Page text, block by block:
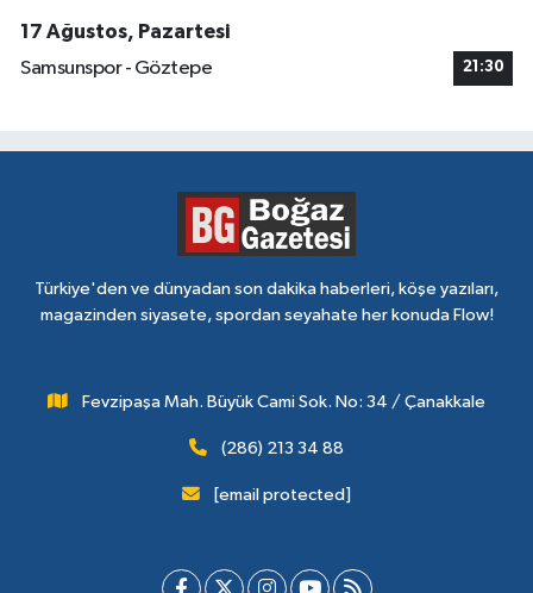
17 Ağustos, Pazartesi
Samsunspor - Göztepe
21:30
Türkiye'den ve dünyadan son dakika haberleri, köşe yazıları,
magazinden siyasete, spordan seyahate her konuda Flow!
Fevzipaşa Mah. Büyük Cami Sok. No: 34 / Çanakkale
(286) 213 34 88
[email protected]